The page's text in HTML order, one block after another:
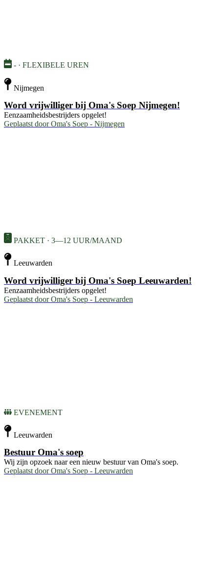
- · FLEXIBELE UREN
Nijmegen
Word vrijwilliger bij Oma's Soep Nijmegen!
Eenzaamheidsbestrijders opgelet!
Geplaatst door Oma's Soep - Nijmegen
PAKKET · 3—12 UUR/MAAND
Leeuwarden
Word vrijwilliger bij Oma's Soep Leeuwarden!
Eenzaamheidsbestrijders opgelet!
Geplaatst door Oma's Soep - Leeuwarden
EVENEMENT
Leeuwarden
Bestuur Oma's soep
Wij zijn opzoek naar een nieuw bestuur van Oma's soep.
Geplaatst door Oma's Soep - Leeuwarden